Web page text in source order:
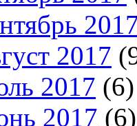
2017
2017 (6)
2017 (6)